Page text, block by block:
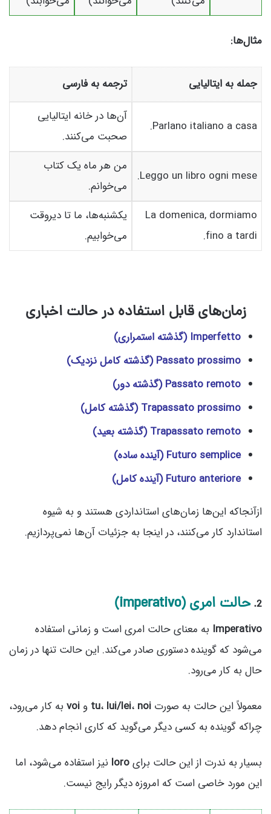
مثال‌ها:
جمله به ایتالیایی ترجمه به فارسی
Parlano italiano a casa.
آن‌ها در خانه ایتالیایی
صحبت می‌کنند.
Leggo un libro ogni mese.
من هر ماه یک کتاب
می‌خوانم.
La domenica, dormiamo
fino a tardi.
یکشنبه‌ها، ما تا دیروقت
می‌خوابیم.
زمان‌های قابل استفاده در حالت اخباری
Imperfetto (گذشته استمراری)
Passato prossimo (گذشته کامل نزدیک)
Passato remoto (گذشته دور)
Trapassato prossimo (گذشته کامل)
Trapassato remoto (گذشته بعید)
Futuro semplice (آینده ساده)
Futuro anteriore (آینده کامل)
ازآنجاکه این‌ها زمان‌های استانداردی هستند و به شیوه
استاندارد کار می‌کنند، در اینجا به جزئیات آن‌ها نمی‌پردازیم.
2. حالت امری (imperativo)
Imperativo به معنای حالت امری است و زمانی استفاده
می‌شود که گوینده دستوری صادر می‌کند. این حالت تنها در زمان
حال به کار می‌رود.
معمولاً این حالت به صورت tu، lui/lei، noi و voi به کار می‌رود،
چراکه گوینده به کسی دیگر می‌گوید که کاری انجام دهد.
بسیار به ندرت از این حالت برایloro نیز استفاده می‌شود، اما
این مورد خاصی است که امروزه دیگر رایج نیست.